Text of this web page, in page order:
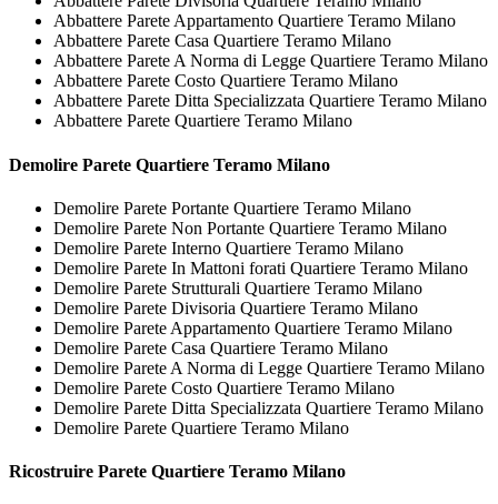
Abbattere Parete Appartamento Quartiere Teramo Milano
Abbattere Parete Casa Quartiere Teramo Milano
Abbattere Parete A Norma di Legge Quartiere Teramo Milano
Abbattere Parete Costo Quartiere Teramo Milano
Abbattere Parete Ditta Specializzata Quartiere Teramo Milano
Abbattere Parete Quartiere Teramo Milano
Demolire Parete Quartiere Teramo Milano
Demolire Parete Portante Quartiere Teramo Milano
Demolire Parete Non Portante Quartiere Teramo Milano
Demolire Parete Interno Quartiere Teramo Milano
Demolire Parete In Mattoni forati Quartiere Teramo Milano
Demolire Parete Strutturali Quartiere Teramo Milano
Demolire Parete Divisoria Quartiere Teramo Milano
Demolire Parete Appartamento Quartiere Teramo Milano
Demolire Parete Casa Quartiere Teramo Milano
Demolire Parete A Norma di Legge Quartiere Teramo Milano
Demolire Parete Costo Quartiere Teramo Milano
Demolire Parete Ditta Specializzata Quartiere Teramo Milano
Demolire Parete Quartiere Teramo Milano
Ricostruire Parete Quartiere Teramo Milano